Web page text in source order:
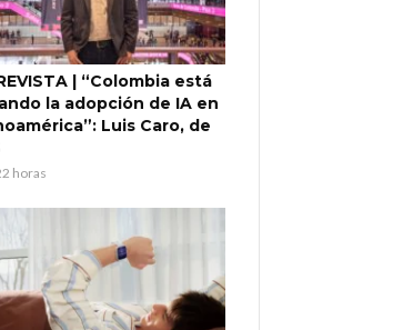
| “Colombia está
la adopción de IA en
Luis Caro, de
horas